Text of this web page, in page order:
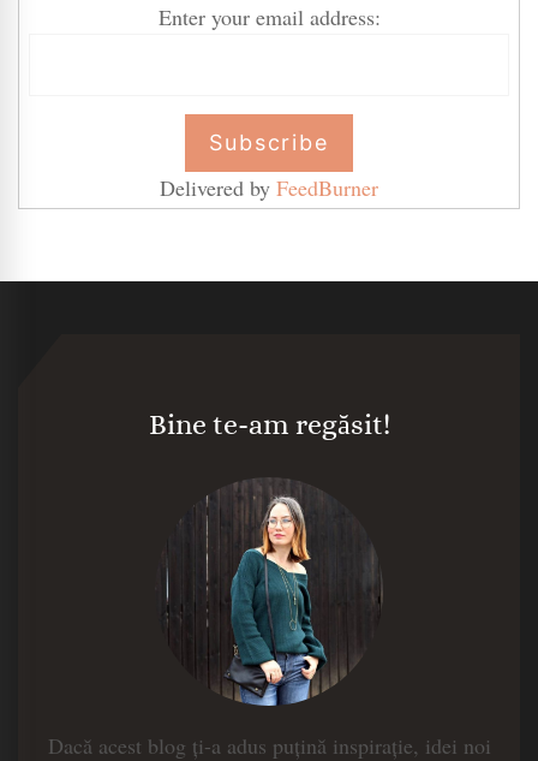
Enter your email address:
Delivered by FeedBurner
Bine te-am regăsit!
Dacă acest blog ți-a adus puțină inspirație, idei noi